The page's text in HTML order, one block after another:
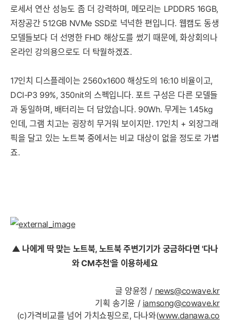
로세서 연산 성능도 좀 더 강력하며, 메모리는 LPDDR5 16GB,
저장공간 512GB NVMe SSD로 넉넉한 편입니다. 웹캠도 동생
모델들보다 더 선명한 FHD 해상도를 썼기 때문에, 화상회의나
온라인 강의용으로도 더 탁월하겠죠.
17인치 디스플레이는 2560x1600 해상도의 16:10 비율이고,
DCI-P3 99%, 350nit의 스펙입니다. 포트 구성은 다른 모델들
과 동일하며, 배터리는 더 담았습니다. 90Wh. 무게는 1.45kg
인데, 그램 치고는 굉장히 무거워 보이지만. 17인치 + 외장그래
픽을 달고 있는 노트북 중에서는 비교 대상이 없을 정도로 가볍
죠.
▲ 나에게 딱 맞는 노트북, 노트북 주변기기가 궁금하다면 '다나
와 CM추천'을 이용하세요
글 양윤정 / news@cowave.kr
기획 송기윤 / iamsong@cowave.kr
(c)가격비교를 넘어 가치쇼핑으로, 다나와(www.danawa.co